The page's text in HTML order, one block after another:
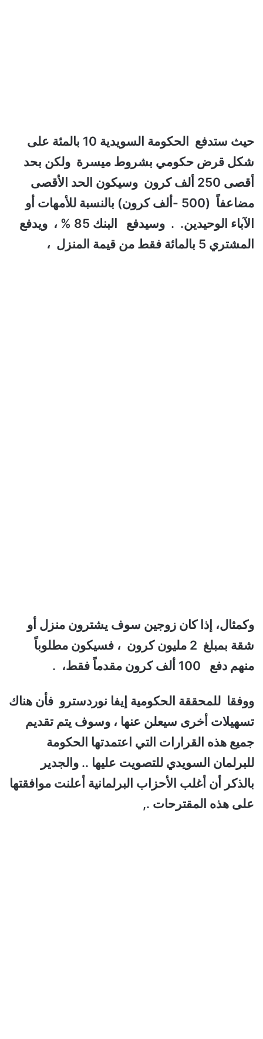
حيث ستدفع الحكومة السويدية 10 بالمئة على
شكل قرض حكومي بشروط ميسرة ولكن بحد
أقصى 250 ألف كرون وسيكون الحد الأقصى
مضاعفاً (500 -ألف كرون) بالنسبة للأمهات أو
الآباء الوحيدين. . وسيدفع البنك 85 % ، ويدفع
المشتري 5 بالمائة فقط من قيمة المنزل ،
وكمثال، إذا كان زوجين سوف يشترون منزل أو
شقة بمبلغ 2 مليون كرون ، فسيكون مطلوباً
منهم دفع 100 ألف كرون مقدماً فقط، .
ووفقا للمحققة الحكومية إيفا نوردسترو فأن هناك
تسهيلات أخرى سيعلن عنها ، وسوف يتم تقديم
جميع هذه القرارات التي اعتمدتها الحكومة
للبرلمان السويدي للتصويت عليها .. والجدير
بالذكر أن أغلب الأحزاب البرلمانية أعلنت موافقتها
على هذه المقترحات .,